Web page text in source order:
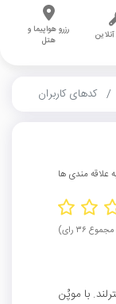
رزرو هواپیما و
هتل
کدهای کاربران
علاقه مندی ها
با موپُن